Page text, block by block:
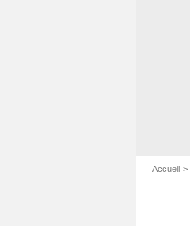
Accueil